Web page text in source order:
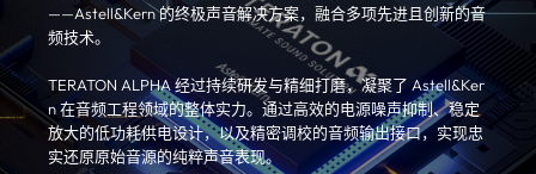
——Astell&Kern 的终极声音解决方案，融合多项先进且创新的音
频技术。
TERATON ALPHA 经过持续研发与精细打磨，凝聚了 Astell&Ker
n 在音频工程领域的整体实力。通过高效的电源噪声抑制、稳定
放大的低功耗供电设计，以及精密调校的音频输出接口，实现忠
实还原原始音源的纯粹声音表现。